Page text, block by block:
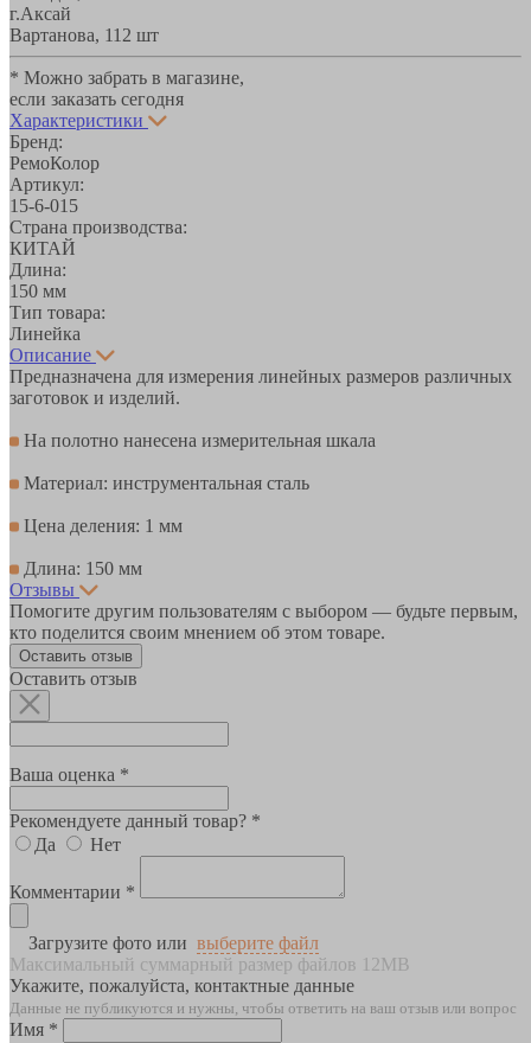
г.Аксай
Вартанова, 11 2 шт
* Можно забрать в магазине,
если заказать сегодня
Характеристики
Бренд:
РемоКолор
Артикул:
15-6-015
Страна производства:
КИТАЙ
Длина:
150 мм
Тип товара:
Линейка
Описание
Предназначена для измерения линейных размеров различных
заготовок и изделий.
На полотно нанесена измерительная шкала
Материал: инструментальная сталь
Цена деления: 1 мм
Длина: 150 мм
Отзывы
Помогите другим пользователям с выбором — будьте первым,
кто поделится своим мнением об этом товаре.
Оставить отзыв
Оставить отзыв
Ваша оценка *
Рекомендуете данный товар? *
Да
Нет
Комментарии *
Загрузите фото или выберите файл
Максимальный суммарный размер файлов 12MB
Укажите, пожалуйста, контактные данные
Данные не публикуются и нужны, чтобы ответить на ваш отзыв или вопрос
Имя *